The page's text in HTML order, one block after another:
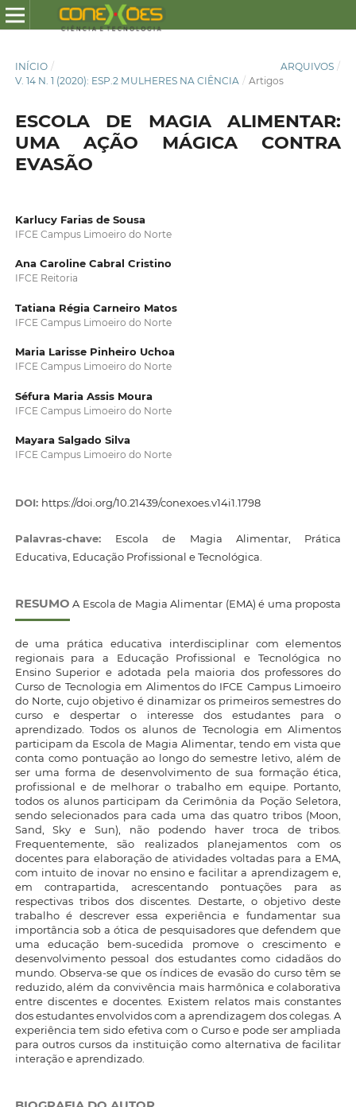
INÍCIO / ARQUIVOS /
V. 14 N. 1 (2020): ESP.2 MULHERES NA CIÊNCIA / Artigos
ESCOLA DE MAGIA ALIMENTAR:
UMA AÇÃO MÁGICA CONTRA
EVASÃO
Karlucy Farias de Sousa
IFCE Campus Limoeiro do Norte
Ana Caroline Cabral Cristino
IFCE Reitoria
Tatiana Régia Carneiro Matos
IFCE Campus Limoeiro do Norte
Maria Larisse Pinheiro Uchoa
IFCE Campus Limoeiro do Norte
Séfura Maria Assis Moura
IFCE Campus Limoeiro do Norte
Mayara Salgado Silva
IFCE Campus Limoeiro do Norte
DOI: https://doi.org/10.21439/conexoes.v14i1.1798
Palavras-chave: Escola de Magia Alimentar, Prática
Educativa, Educação Profissional e Tecnológica.
RESUMO A Escola de Magia Alimentar (EMA) é uma proposta
de uma prática educativa interdisciplinar com elementos
regionais para a Educação Profissional e Tecnológica no
Ensino Superior e adotada pela maioria dos professores do
Curso de Tecnologia em Alimentos do IFCE Campus Limoeiro
do Norte, cujo objetivo é dinamizar os primeiros semestres do
curso e despertar o interesse dos estudantes para o
aprendizado. Todos os alunos de Tecnologia em Alimentos
participam da Escola de Magia Alimentar, tendo em vista que
conta como pontuação ao longo do semestre letivo, além de
ser uma forma de desenvolvimento de sua formação ética,
profissional e de melhorar o trabalho em equipe. Portanto,
todos os alunos participam da Cerimônia da Poção Seletora,
sendo selecionados para cada uma das quatro tribos (Moon,
Sand, Sky e Sun), não podendo haver troca de tribos.
Frequentemente, são realizados planejamentos com os
docentes para elaboração de atividades voltadas para a EMA,
com intuito de inovar no ensino e facilitar a aprendizagem e,
em contrapartida, acrescentando pontuações para as
respectivas tribos dos discentes. Destarte, o objetivo deste
trabalho é descrever essa experiência e fundamentar sua
importância sob a ótica de pesquisadores que defendem que
uma educação bem-sucedida promove o crescimento e
desenvolvimento pessoal dos estudantes como cidadãos do
mundo. Observa-se que os índices de evasão do curso têm se
reduzido, além da convivência mais harmônica e colaborativa
entre discentes e docentes. Existem relatos mais constantes
dos estudantes envolvidos com a aprendizagem dos colegas. A
experiência tem sido efetiva com o Curso e pode ser ampliada
para outros cursos da instituição como alternativa de facilitar
interação e aprendizado.